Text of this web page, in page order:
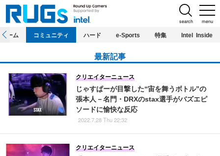
menu
search
ホーム コミュニティ ハード e-Sports 特集 Intel Inside
最新記事
じゃすぱーが目撃した“宙を舞うボトル”の
張本人－名門・DRXのstax選手がバズエピ
ソードに愉快な反応
クリエイターニュース
2022.7.28 Thu 22:32
クリエイターニュース